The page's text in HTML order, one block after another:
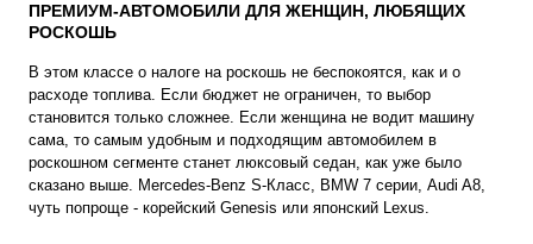
ПРЕМИУМ-АВТОМОБИЛИ ДЛЯ ЖЕНЩИН, ЛЮБЯЩИХ
РОСКОШЬ
В этом классе о налоге на роскошь не беспокоятся, как и о
расходе топлива. Если бюджет не ограничен, то выбор
становится только сложнее. Если женщина не водит машину
сама, то самым удобным и подходящим автомобилем в
роскошном сегменте станет люксовый седан, как уже было
сказано выше. Mercedes-Benz S-Класс, BMW 7 серии, Audi A8,
чуть попроще - корейский Genesis или японский Lexus.